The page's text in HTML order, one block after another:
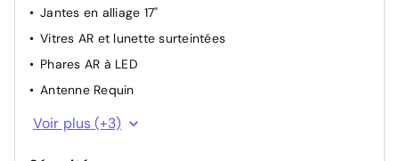
Jantes en alliage 17"
Vitres AR et lunette surteintées
Phares AR à LED
Antenne Requin
Becquet de toit AR noir
Voir plus (+3)